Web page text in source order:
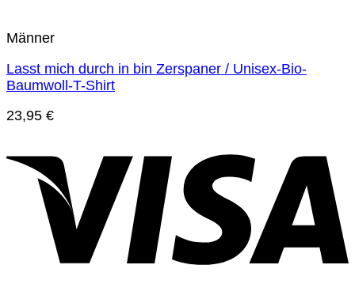
Männer
Lasst mich durch in bin Zerspaner / Unisex-Bio-
Baumwoll-T-Shirt
23,95 €